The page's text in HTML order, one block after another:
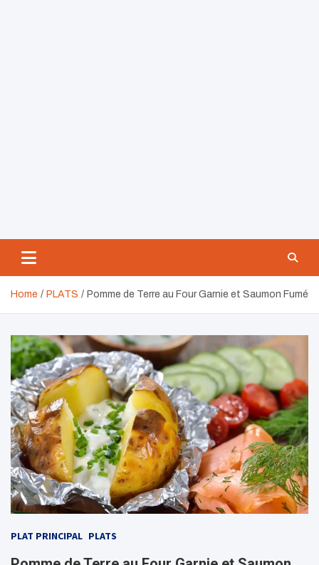
Home PLATS Pomme de Terre au Four Garnie et Saumon Fumé
PLAT PRINCIPAL PLATS